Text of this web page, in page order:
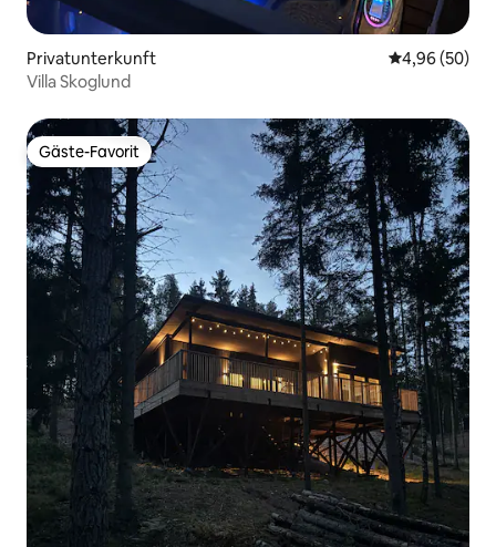
Privatunterkunft
4,96 (50)
Villa Skoglund
Gäste-Favorit
Gäste-Favorit